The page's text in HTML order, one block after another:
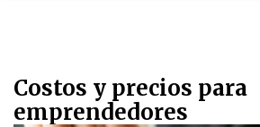
Costos y precios para
emprendedores